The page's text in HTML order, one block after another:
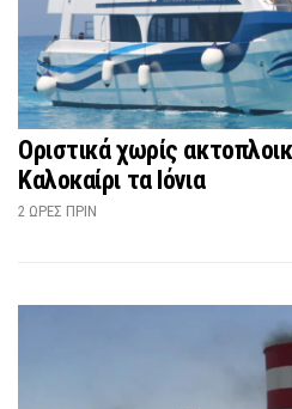
Οριστικά χωρίς
Καλοκαίρι τα Ιόνια
2 ΏΡΕΣ ΠΡΙΝ